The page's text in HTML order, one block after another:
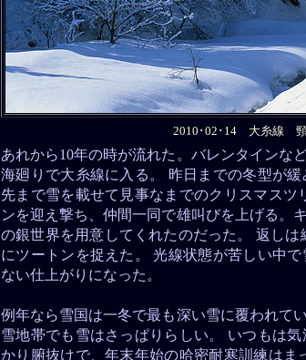
2010･02･14 大糸線 頸
あれから10年の時が流れた。バレンタインな
海廻りで大糸線に入る。 昨日までの冬型が
先まで雪を載せて見事なまでのクリスマス
ンを迎え撃ち、仲間一同で雄叫びを上げる。
の銀世界を用意してくれたのだった。 返し
にツートンを捉えた。 光線状態が苦しい中
ない仕上がりになった。
例年なら雪国は一冬で最も深い雪に覆われて
雪地帯でも雪はさっぱりらしい。 いつもは
かり腑抜けで、年末年始の哈密耐寒訓練は